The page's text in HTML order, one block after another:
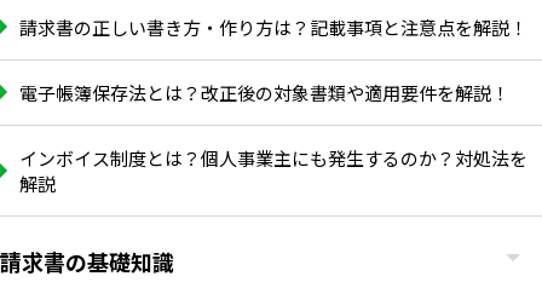
請求書の正しい書き方・作り方は？記載事項と注意点を解説！
電子帳簿保存法とは？改正後の対象書類や適用要件を解説！
インボイス制度とは？個人事業主にも発生するのか？対処法を
解説
請求書の基礎知識